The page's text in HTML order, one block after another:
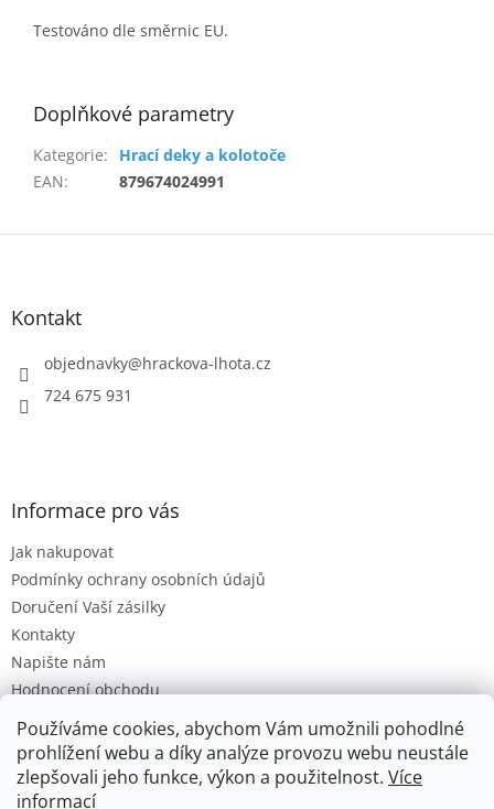
Používáme cookies, abychom Vám umožnili pohodlné
prohlížení webu a díky analýze provozu webu neustále
zlepšovali jeho funkce, výkon a použitelnost. Více
informací
Testováno dle směrnic EU.
Doplňkové parametry
Kategorie:
Hrací deky a kolotoče
EAN: 879674024991
Z
Kontakt
objednavky@hrackova-lhota.cz
724 675 931
Informace pro vás
Jak nakupovat
Podmínky ochrany osobních údajů
Doručení Vaší zásilky
Kontakty
Napište nám
Hodnocení obchodu
Moje objednávka
Obchodní Podmínky